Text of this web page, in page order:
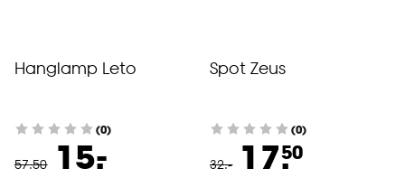
Hanglamp Leto
(0)
57.50 15.
-
Spot Zeus
(0)
32.- 17.50